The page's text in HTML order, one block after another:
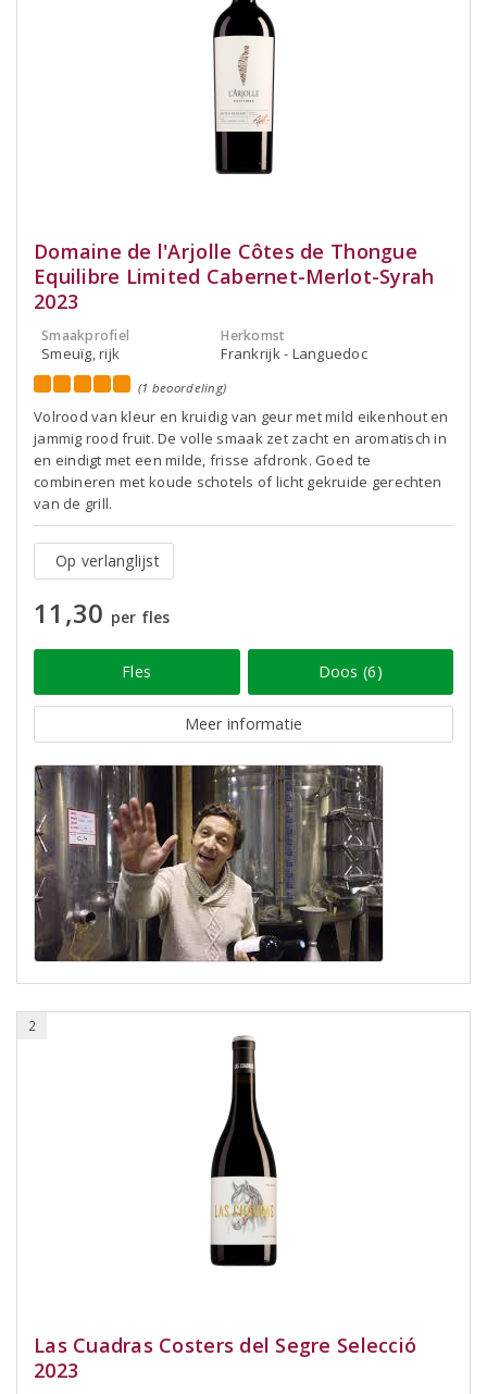
Domaine de l'Arjolle Côtes de Thongue
Equilibre Limited Cabernet-Merlot-Syrah
2023
Smaakprofiel
Smeuïg, rijk
Herkomst
Frankrijk - Languedoc
(1 beoordeling)
Volrood van kleur en kruidig van geur met mild eikenhout en
jammig rood fruit. De volle smaak zet zacht en aromatisch in
en eindigt met een milde, frisse afdronk. Goed te
combineren met koude schotels of licht gekruide gerechten
van de grill.
Op verlanglijst
11,30 per fles
Fles Doos (6)
Meer informatie
2
Las Cuadras Costers del Segre Selecció
2023